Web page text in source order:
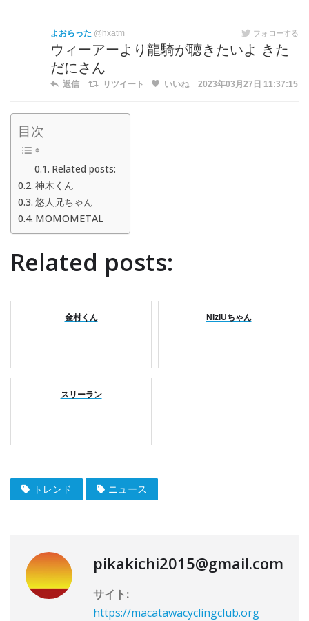
よおらった @hxatm フォローする
ウィーアーより龍騎が聴きたいよ きた
だにさん
返信 リツイート いいね 2023年03月27日 11:37:15
目次
Related posts:
神木くん
悠人兄ちゃん
MOMOMETAL
Related posts:
金村くん NiziUちゃん
スリーラン
トレンド ニュース
pikakichi2015@gmail.com
サイト:
https://macatawacyclingclub.org